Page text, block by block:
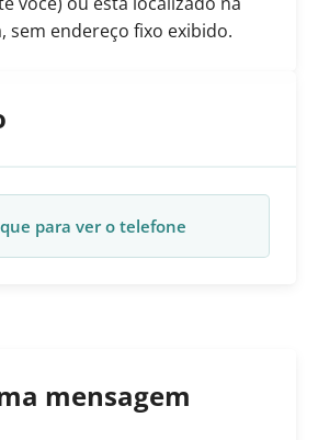
sem endereço fixo exibido.
para ver o telefone
mensagem